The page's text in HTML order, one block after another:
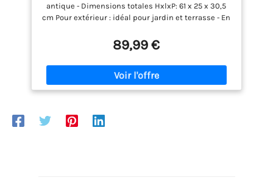
antique - Dimensions totales HxlxP: 61 x 25 x 30,5
cm Pour extérieur : idéal pour jardin et terrasse - En
fontaine de jardin avec robinet et un petit bassin -
Avec grille pour déposer les arrosoirs Polyvalent:
idéal comme emplacement de lavage après le
jardinage, pompe à eau pour arrosage ou puit
Détails: hauteur du robinet : 45 cm - Diamètre
89,99 €